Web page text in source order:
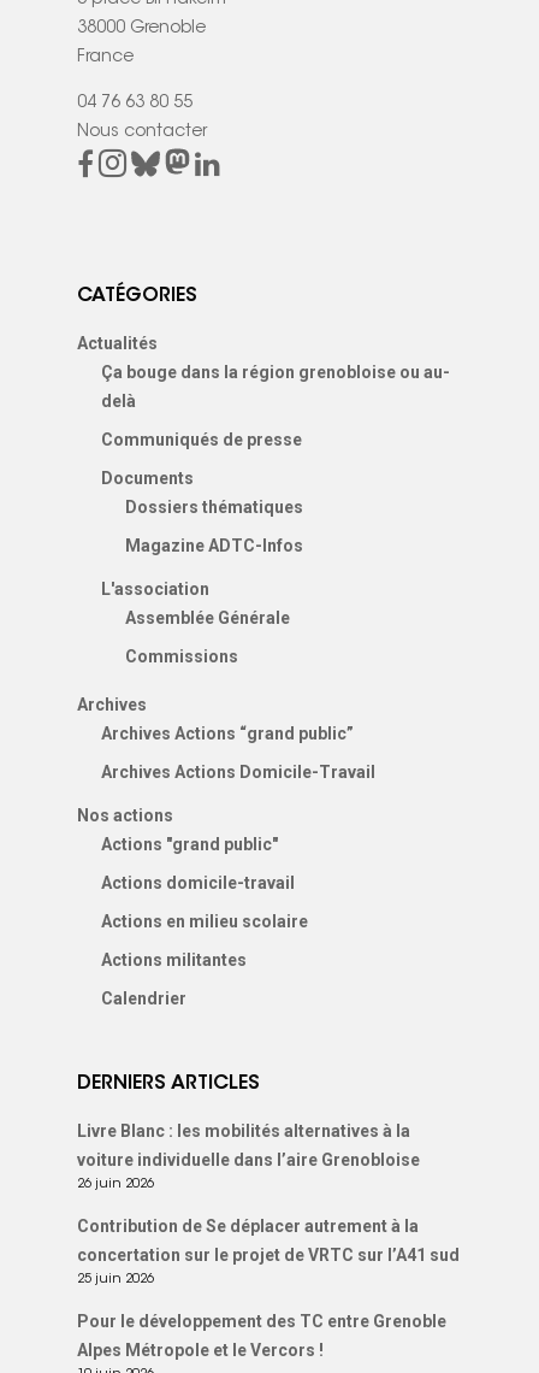
38000 Grenoble
France
04 76 63 80 55
Nous contacter
CATÉGORIES
Actualités
Ça bouge dans la région grenobloise ou au-
delà
Communiqués de presse
Documents
Dossiers thématiques
Magazine ADTC-Infos
L'association
Assemblée Générale
Commissions
Archives
Archives Actions “grand public”
Archives Actions Domicile-Travail
Nos actions
Actions "grand public"
Actions domicile-travail
Actions en milieu scolaire
Actions militantes
Calendrier
DERNIERS ARTICLES
Livre Blanc : les mobilités alternatives à la
voiture individuelle dans l’aire Grenobloise
26 juin 2026
Contribution de Se déplacer autrement à la
concertation sur le projet de VRTC sur l’A41 sud
25 juin 2026
Pour le développement des TC entre Grenoble
Alpes Métropole et le Vercors !